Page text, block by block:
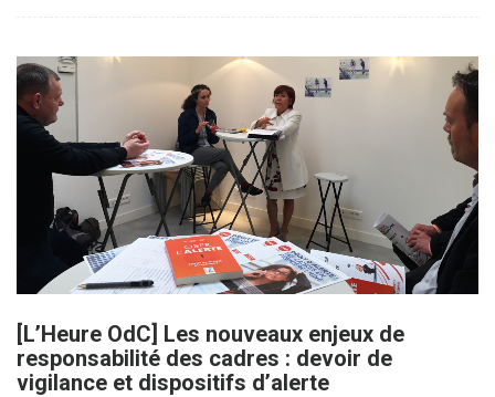
[L’Heure OdC] Les nouveaux enjeux de
responsabilité des cadres : devoir de
vigilance et dispositifs d’alerte